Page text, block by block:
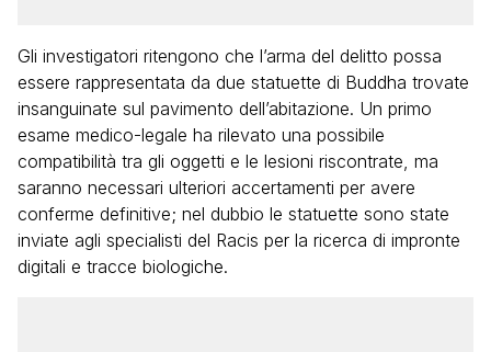
Gli investigatori ritengono che l’arma del delitto possa
essere rappresentata da due statuette di Buddha trovate
insanguinate sul pavimento dell’abitazione. Un primo
esame medico-legale ha rilevato una possibile
compatibilità tra gli oggetti e le lesioni riscontrate, ma
saranno necessari ulteriori accertamenti per avere
conferme definitive; nel dubbio le statuette sono state
inviate agli specialisti del Racis per la ricerca di impronte
digitali e tracce biologiche.